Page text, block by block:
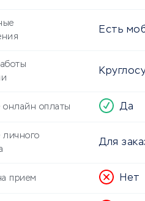
Есть
онлайн оплаты Да
личного
Для
прием Нет